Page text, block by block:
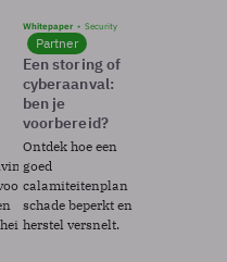
Whitepaper Security
Partner
Een storing of
cyberaanval:
ben je
voorbereid?
Ontdek hoe een
goed
calamiteitenplan
schade beperkt en
herstel versnelt.